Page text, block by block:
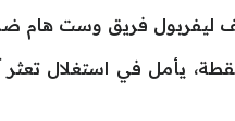
وست هام ضمن الجولة الـ32 من الدوري
متصدر الترتيب بـ73 نقطة،